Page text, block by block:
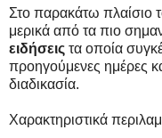
Στο παρακάτω πλαίσιο
μερικά από τα πιο
ειδήσεις τα οποία
προηγούμενες ημέρες
διαδικασία.
Χαρακτηριστικά